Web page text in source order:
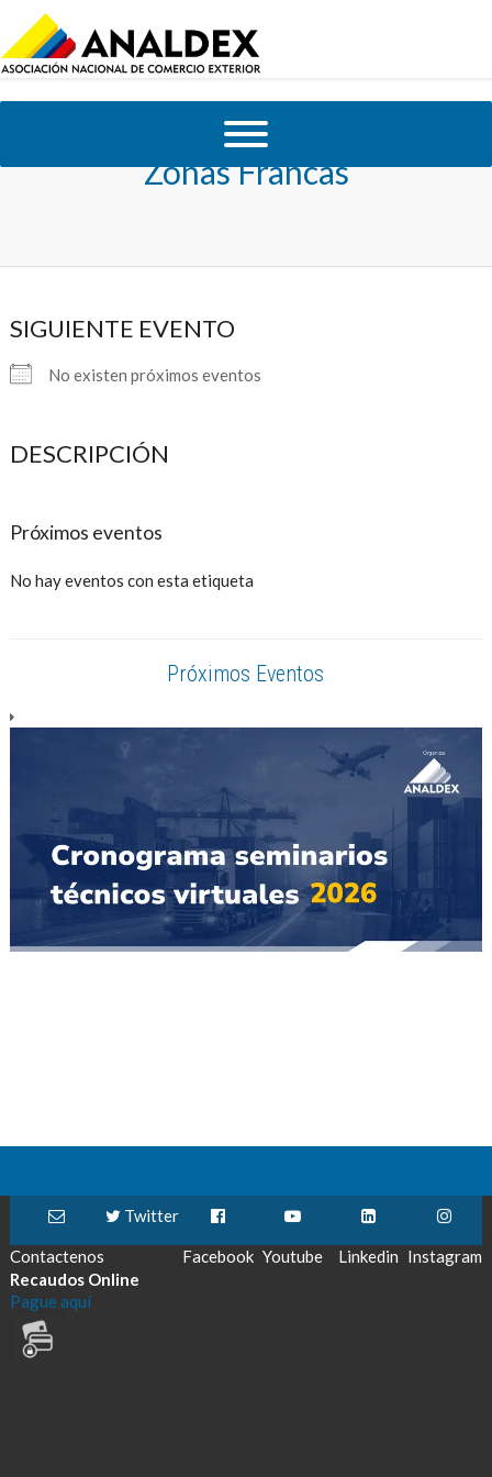
Zonas Francas
SIGUIENTE EVENTO
No existen próximos eventos
DESCRIPCIÓN
Próximos eventos
No hay eventos con esta etiqueta
Próximos Eventos
Contactenos
Twitter
Facebook Youtube Linkedin Instagram
Recaudos Online
Pague aquí